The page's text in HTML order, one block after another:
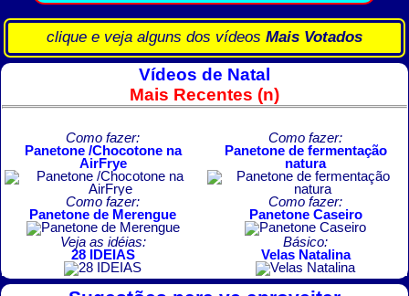
clique e veja alguns dos vídeos Mais Votados
Vídeos de Natal
Mais Recentes (n)
Como fazer:
Panetone /Chocotone na
AirFrye
Como fazer:
Panetone de fermentação
natura
Como fazer:
Panetone de Merengue
Como fazer:
Panetone Caseiro
Veja as idéias:
28 IDEIAS
Básico:
Velas Natalina